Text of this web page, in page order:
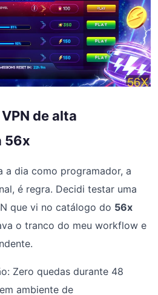
de alta
56x
a dia como programador, a
é regra. Decidi testar uma
que vi no catálogo do 56x
o tranco do meu workflow e
Zero quedas durante 48
ambiente de